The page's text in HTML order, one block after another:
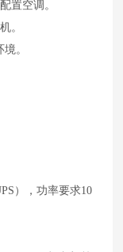
置空调。
。
。
），功率要求10